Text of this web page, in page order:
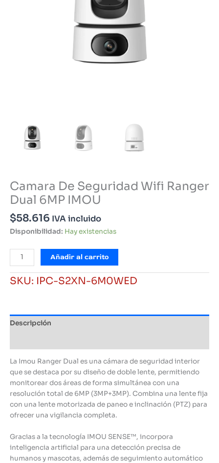
Camara De Seguridad Wifi Ranger
Dual 6MP IMOU
$58.616 IVA incluido
Disponibilidad: Hay existencias
Camara
De
Seguridad
Wifi
6MP
Añadir al carrito
SKU: IPC-S2XN-6M0WED
Descripción
La Imou Ranger Dual es una cámara de seguridad interior
que se destaca por su diseño de doble lente, permitiendo
monitorear dos áreas de forma simultánea con una
resolución total de 6MP (3MP+3MP). Combina una lente fija
con una lente motorizada de paneo e inclinación (PTZ) para
ofrecer una vigilancia completa.
Gracias a la tecnología IMOU SENSE™, incorpora
inteligencia artificial para una detección precisa de
humanos y mascotas, además de seguimiento automático